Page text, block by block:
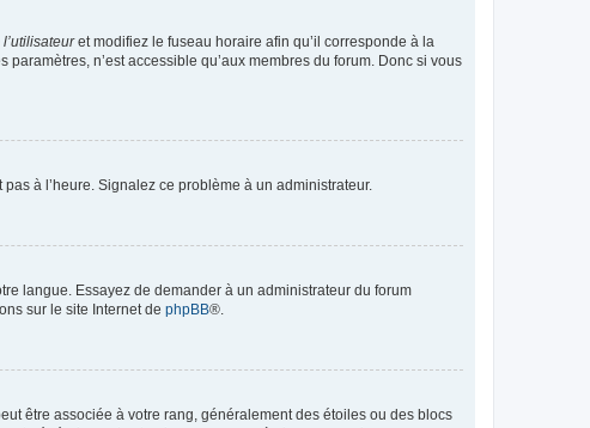
et modifiez le fuseau horaire afin qu’il corresponde à la
n’est accessible qu’aux membres du forum. Donc si vous
à l’heure. Signalez ce problème à un administrateur.
langue. Essayez de demander à un administrateur du forum
sur le site Internet de phpBB®.
être associée à votre rang, généralement des étoiles ou des blocs